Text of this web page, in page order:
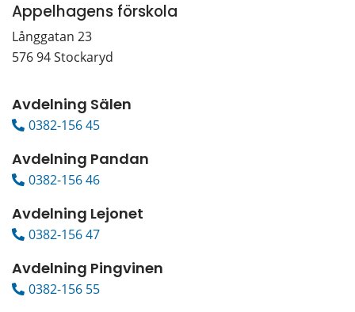
Appelhagens förskola
Långgatan 23
576 94 Stockaryd
Avdelning Sälen
0382-156 45
Avdelning Pandan
0382-156 46
Avdelning Lejonet
0382-156 47
Avdelning Pingvinen
0382-156 55